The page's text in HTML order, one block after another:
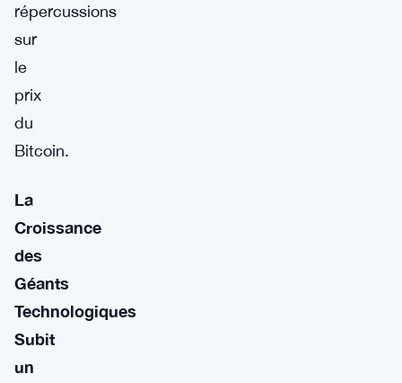
répercussions
sur
le
prix
du
Bitcoin.
La
Croissance
des
Géants
Technologiques
Subit
un